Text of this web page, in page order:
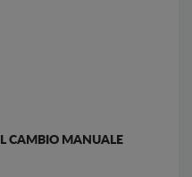
CAMBIO MANUALE